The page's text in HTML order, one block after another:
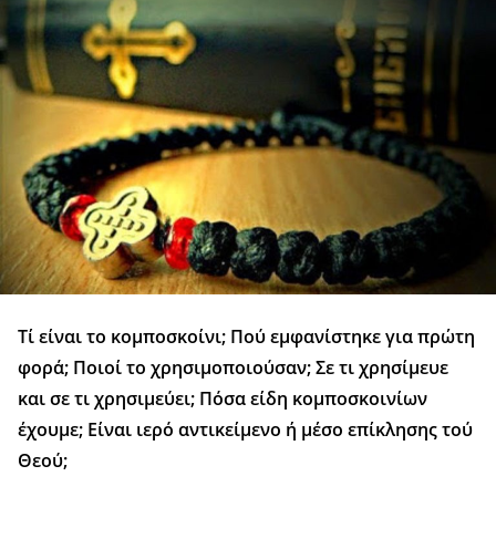
Τί είναι το κομποσκοίνι; Πού εμφανίστηκε για πρώτη
φορά; Ποιοί το χρησιμοποιούσαν; Σε τι χρησίμευε
και σε τι χρησιμεύει; Πόσα είδη κομποσκοινίων
έχουμε; Είναι ιερό αντικείμενο ή μέσο επίκλησης τού
Θεού;